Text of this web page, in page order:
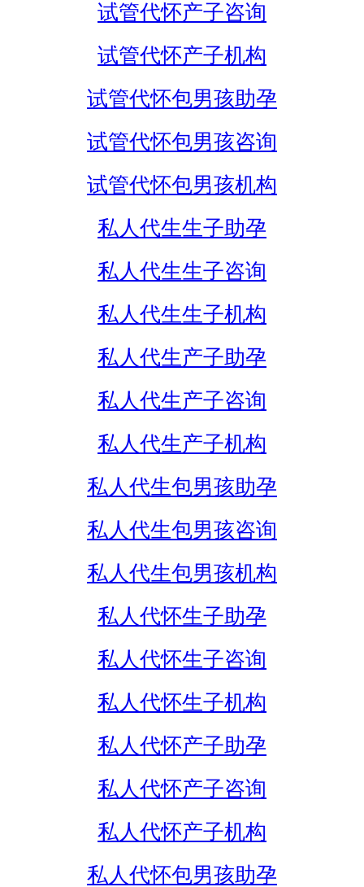
试管代怀产子咨询
试管代怀产子机构
试管代怀包男孩助孕
试管代怀包男孩咨询
试管代怀包男孩机构
私人代生生子助孕
私人代生生子咨询
私人代生生子机构
私人代生产子助孕
私人代生产子咨询
私人代生产子机构
私人代生包男孩助孕
私人代生包男孩咨询
私人代生包男孩机构
私人代怀生子助孕
私人代怀生子咨询
私人代怀生子机构
私人代怀产子助孕
私人代怀产子咨询
私人代怀产子机构
私人代怀包男孩助孕